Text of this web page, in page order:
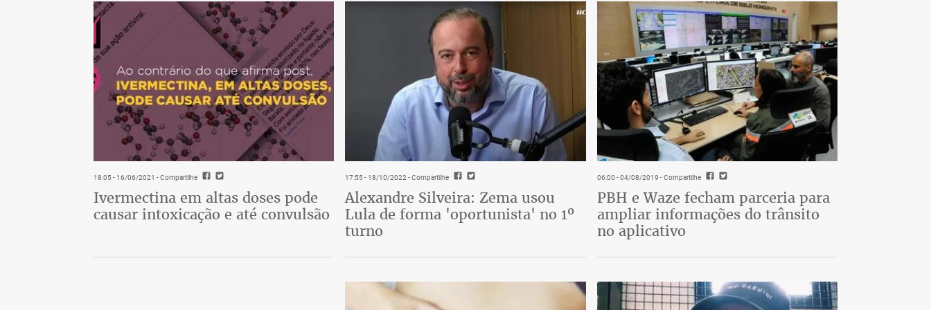
Callas revolucionou a interpretação na ópera. “A ópera pode ser entediante”, ela
diz. E o único antídoto é o poder de atuação de um cantor que se entende não
apenas como uma voz, mas também como um ator, uma atriz, capaz de dar
sentido aos dramas que interpreta. São poucos os vídeos disponíveis dela no palco,
18:05 - 16/06/2021 - Compartilhe
Ivermectina em altas doses pode
causar intoxicação e até convulsão
17:55 - 18/10/2022- Compartilhe
Alexandre Silveira: Zema usou
Lula de forma 'oportunista' no 1º
turno
06:00 - 04/08/2019 - Compartilhe
PBH e Waze fecham parceria para
ampliar informações do trânsito
no aplicativo